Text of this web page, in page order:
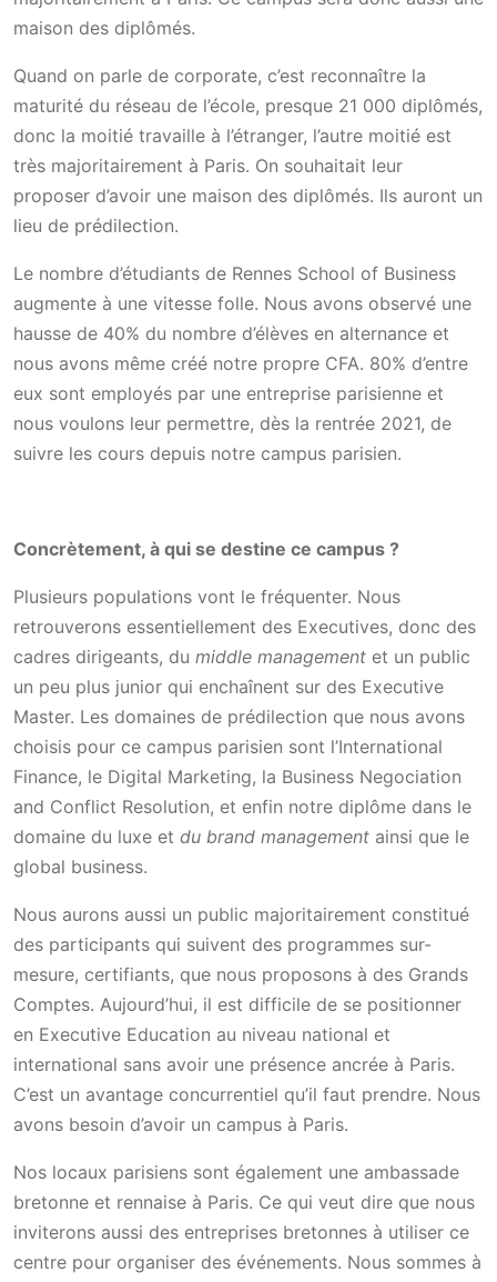
maison des diplômés.
Quand on parle de corporate, c’est reconnaître la
maturité du réseau de l’école, presque 21 000 diplômés,
donc la moitié travaille à l’étranger, l’autre moitié est
très majoritairement à Paris. On souhaitait leur
proposer d’avoir une maison des diplômés. Ils auront un
lieu de prédilection.
Le nombre d’étudiants de Rennes School of Business
augmente à une vitesse folle. Nous avons observé une
hausse de 40% du nombre d’élèves en alternance et
nous avons même créé notre propre CFA. 80% d’entre
eux sont employés par une entreprise parisienne et
nous voulons leur permettre, dès la rentrée 2021, de
suivre les cours depuis notre campus parisien.
Concrètement, à qui se destine ce campus ?
Plusieurs populations vont le fréquenter. Nous
retrouverons essentiellement des Executives, donc des
cadres dirigeants, du middle management et un public
un peu plus junior qui enchaînent sur des Executive
Master. Les domaines de prédilection que nous avons
choisis pour ce campus parisien sont l’International
Finance, le Digital Marketing, la Business Negociation
and Conflict Resolution, et enfin notre diplôme dans le
domaine du luxe et du brand management ainsi que le
global business.
Nous aurons aussi un public majoritairement constitué
des participants qui suivent des programmes sur-
mesure, certifiants, que nous proposons à des Grands
Comptes. Aujourd’hui, il est difficile de se positionner
en Executive Education au niveau national et
international sans avoir une présence ancrée à Paris.
C’est un avantage concurrentiel qu’il faut prendre. Nous
avons besoin d’avoir un campus à Paris.
Nos locaux parisiens sont également une ambassade
bretonne et rennaise à Paris. Ce qui veut dire que nous
inviterons aussi des entreprises bretonnes à utiliser ce
centre pour organiser des événements. Nous sommes à